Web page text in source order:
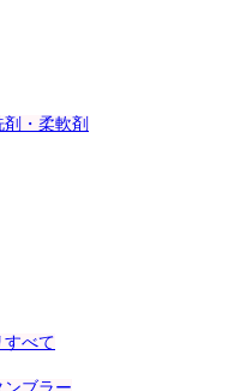
・柔軟剤
すべて